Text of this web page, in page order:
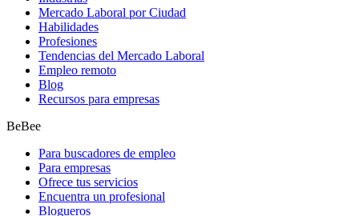
Mercado Laboral por Ciudad
Habilidades
Profesiones
Tendencias del Mercado Laboral
Empleo remoto
Blog
Recursos para empresas
BeBee
Para buscadores de empleo
Para empresas
Ofrece tus servicios
Encuentra un profesional
Blogueros